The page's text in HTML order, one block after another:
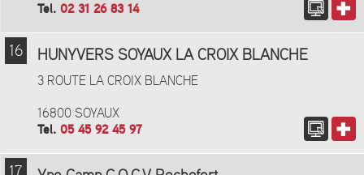
Tel. 02 31 26 83 14
16 HUNYVERS SOYAUX LA CROIX BLANCHE
3 ROUTE LA CROIX BLANCHE
16800 SOYAUX
Tel. 05 45 92 45 97